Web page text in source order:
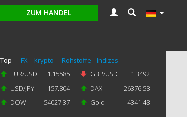
ZUM HANDEL
Top FX Krypto Rohstoffe
Indizes
EUR/USD
1.15585 GBP/USD
1.3492
USD/JPY
157.804 DAX
26376.58
DOW
54027.37 Gold 4341.48